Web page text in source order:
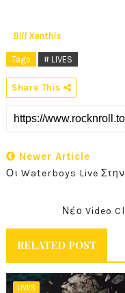
Bill Xanthis
Tags # LIVES
Share This
Newer Article
Οι Waterboys Live
Νέο Video
RELATED POST
LIVES